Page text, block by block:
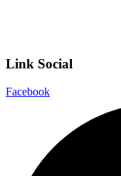
Link Social
Facebook